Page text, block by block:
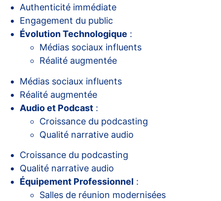
Authenticité immédiate
Engagement du public
Évolution Technologique :
Médias sociaux influents
Réalité augmentée
Médias sociaux influents
Réalité augmentée
Audio et Podcast :
Croissance du podcasting
Qualité narrative audio
Croissance du podcasting
Qualité narrative audio
Équipement Professionnel :
Salles de réunion modernisées